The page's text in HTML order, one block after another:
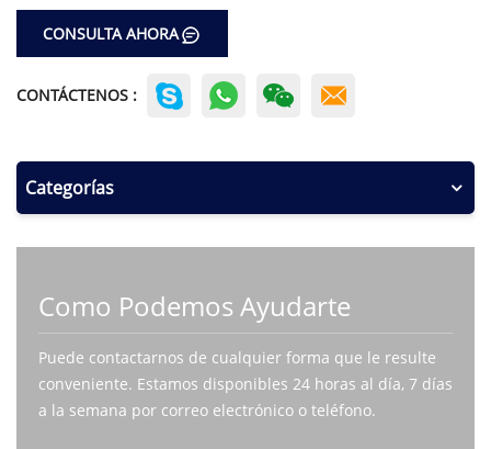
CONSULTA AHORA
CONTÁCTENOS :
Categorías
Como Podemos Ayudarte
Puede contactarnos de cualquier forma que le resulte
conveniente. Estamos disponibles 24 horas al día, 7 días
a la semana por correo electrónico o teléfono.